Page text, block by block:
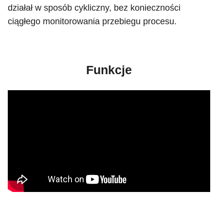
działał w sposób cykliczny, bez konieczności
ciągłego monitorowania przebiegu procesu.
Funkcje